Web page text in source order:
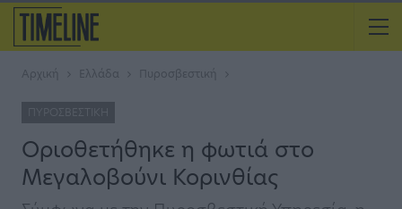
Αρχική Ελλάδα Πυροσβεστική
ΠΥΡΟΣΒΕΣΤΙΚΉ
Οριοθετήθηκε η φωτιά στο
Μεγαλοβούνι Κορινθίας